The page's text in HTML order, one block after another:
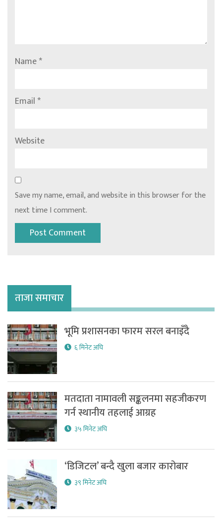
Name*
Email*
Website
Save my name, email, and website in this browser for the
next time I comment.
ताजा समाचार
भूमि प्रशासनका फारम सरल बनाइँदै
६ मिनेट अघि
मतदाता नामावली सङ्कलनमा सहजीकरण
गर्न स्थानीय तहलाई आग्रह
३५ मिनेट अघि
‘डिजिटल’ बन्दै खुला बजार कारोबार
३९ मिनेट अघि